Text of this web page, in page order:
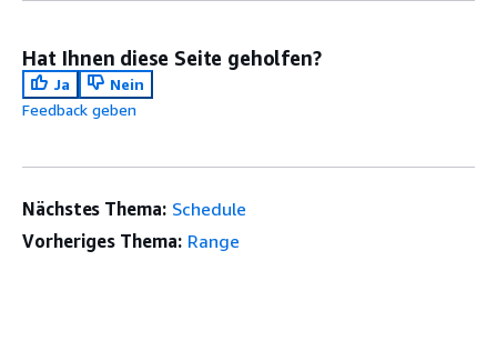
Hat Ihnen diese Seite geholfen?
Ja
Nein
Feedback geben
Nächstes Thema: Schedule
Vorheriges Thema: Range